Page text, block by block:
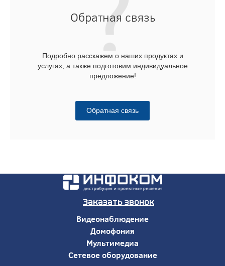
Обратная связь
Подробно расскажем о наших продуктах и
услугах, а также подготовим индивидуальное
предложение!
Обратная связь
Заказать звонок
Видеонаблюдение
Домофония
Мультимедиа
Сетевое оборудование